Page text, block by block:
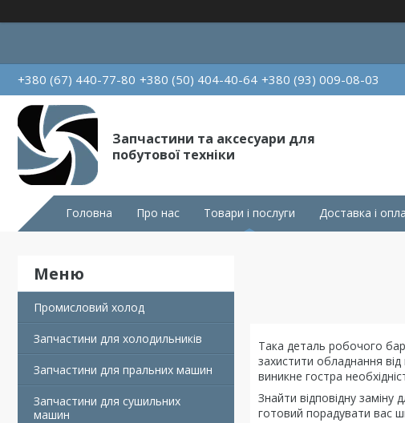
+380 (67) 440-77-80 +380 (50) 404-40-64 +380 (93) 009-08-03
Запчастини та аксесуари для
побутової техніки
Головна Про нас Товари і послуги Доставка і
Промисловий холод
Запчастини для холодильників
Запчастини для пральних машин
Запчастини для сушильних
машин
Така деталь робочого
захистити обладнання
виникне гостра
Знайти відповідну
готовий порадувати вас